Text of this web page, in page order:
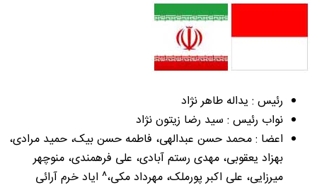
رئیس : یداله طاهر نژاد
نواب رئیس : سید رضا زیتون نژاد
اعضا : محمد حسن عبدالهی، فاطمه حسن بیک، حمید مرادی،
بهزاد یعقوبی، مهدی رستم آبادی، علی فرهمندی، منوچهر
میرزایی، علی اکبر پورملک، مهرداد مکی،^ ایاد خرم آرائی